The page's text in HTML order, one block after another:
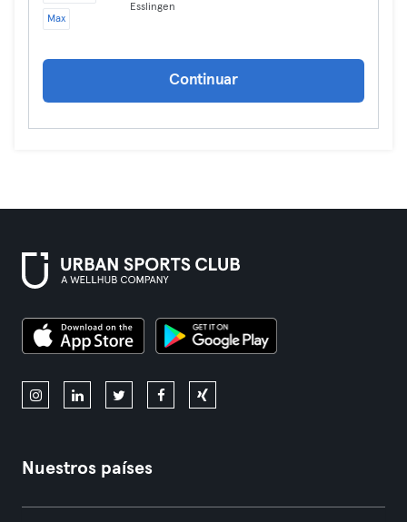
Max
Esslingen
Continuar
Nuestros países